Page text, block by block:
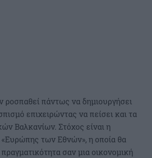
ροσπαθεί πάντως να δημιουργήσει
επιχειρώντας να πείσει και τα
Βαλκανίων. Στόχος είναι η
«Ευρώπης των Εθνών», η οποία θα
πραγματικότητα σαν μια οικονομική